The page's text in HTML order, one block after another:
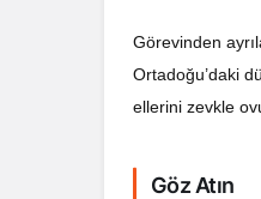
Görevinden
Ortadoğu’daki
ellerini zevkle
Göz Atın